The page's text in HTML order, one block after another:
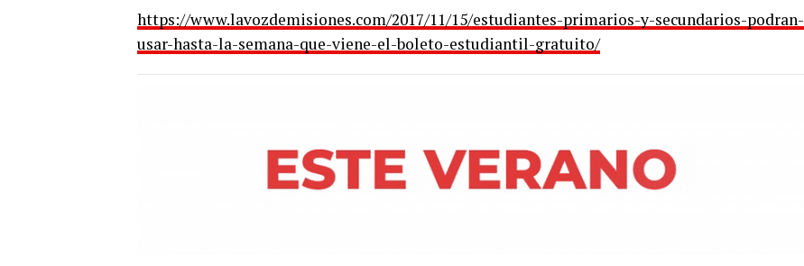
https://www.lavozdemisiones.com/2017/11/15/estudiantes-primarios-y-secundarios-podran-
usar-hasta-la-semana-que-viene-el-boleto-estudiantil-gratuito/